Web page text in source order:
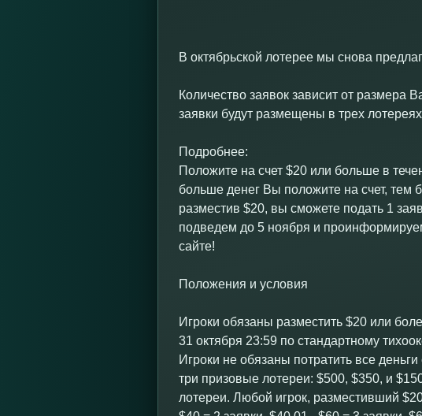
В октябрьской лотерее мы снова
Количество заявок зависит от размера
заявки будут размещены в трех
Подробнее:
Положите на счет $20 или больше в
больше денег Вы положите на счет, тем
разместив $20, вы сможете подать 1
подведем до 5 ноября и
сайте!
Положения и условия
Игроки обязаны разместить $20 или
31 октября 23:59 по стандартному
Игроки не обязаны потратить все
три призовые лотереи: $500, $350, и
лотереи. Любой игрок, разместивший